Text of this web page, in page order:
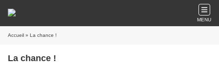
MENU
Accueil » La chance !
La chance !